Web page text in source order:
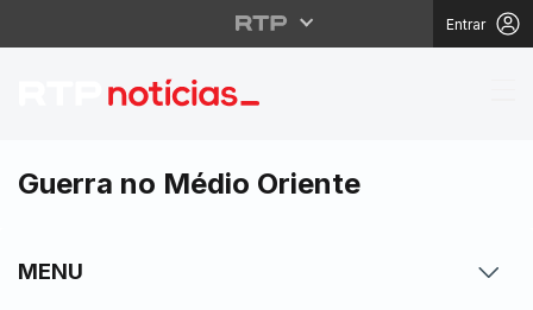
Entrar
Militares israelitas
Guerra no Médio Oriente
MENU